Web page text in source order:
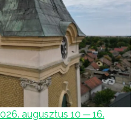
augusztus 10 ─ 16.